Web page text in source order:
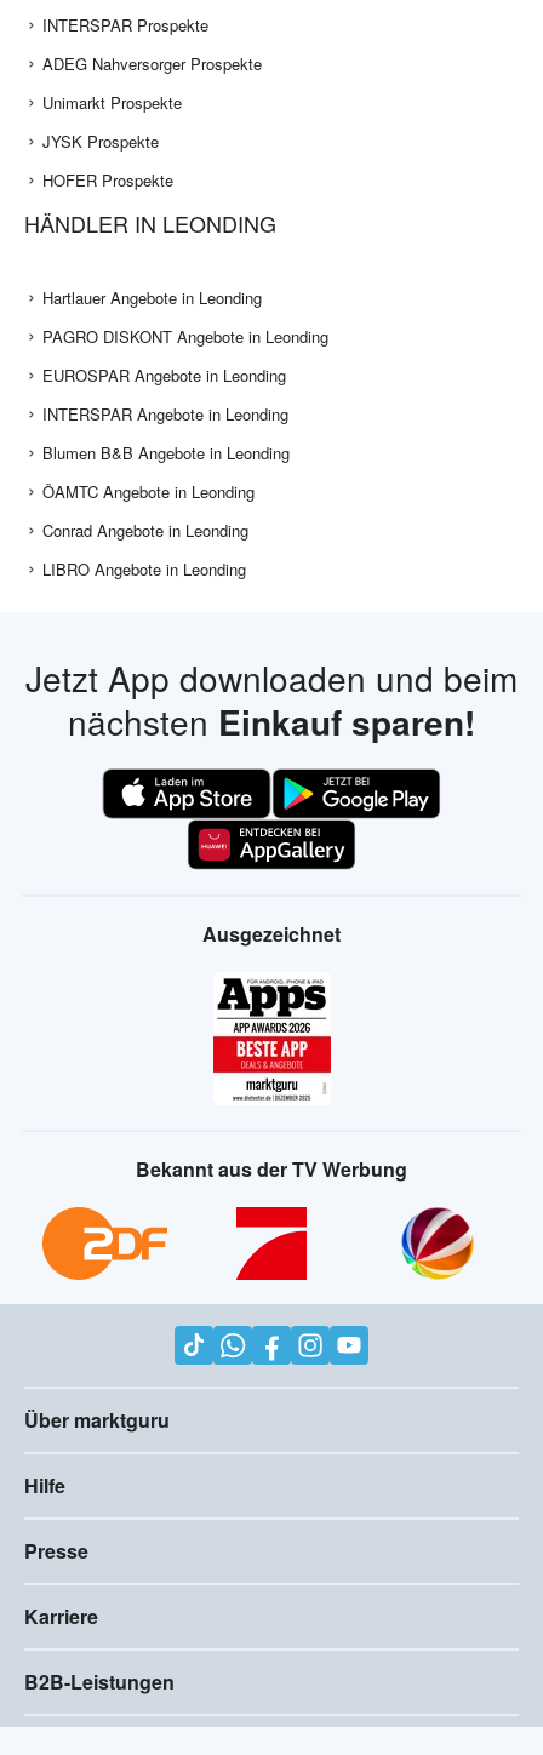
INTERSPAR Prospekte
ADEG Nahversorger Prospekte
Unimarkt Prospekte
JYSK Prospekte
HOFER Prospekte
HÄNDLER IN LEONDING
Hartlauer Angebote in Leonding
PAGRO DISKONT Angebote in Leonding
EUROSPAR Angebote in Leonding
INTERSPAR Angebote in Leonding
Blumen B&B Angebote in Leonding
ÖAMTC Angebote in Leonding
Conrad Angebote in Leonding
LIBRO Angebote in Leonding
Jetzt App downloaden und beim
nächsten Einkauf sparen!
Ausgezeichnet
Bekannt aus der TV Werbung
Über marktguru
Hilfe
Presse
Karriere
B2B-Leistungen